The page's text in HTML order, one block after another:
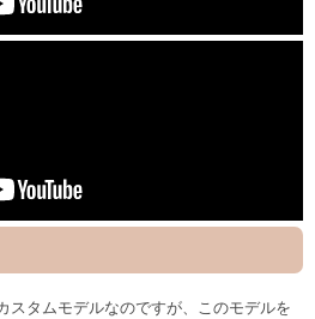
スタムモデルなのですが、このモデルを